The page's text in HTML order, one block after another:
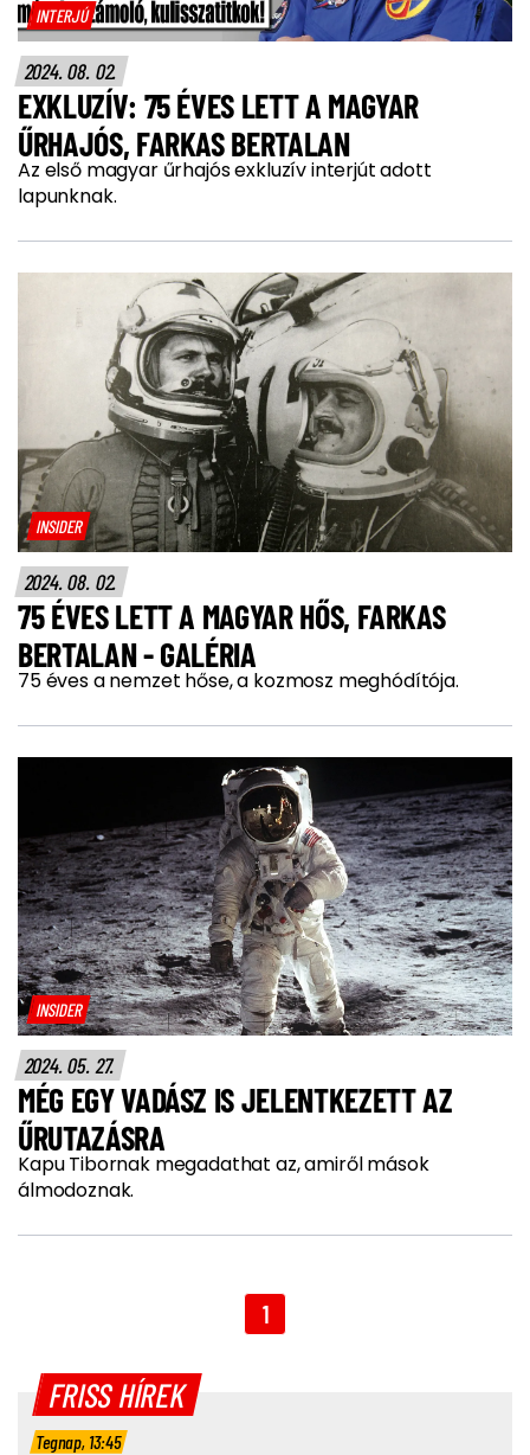
INTERJÚ
2024. 08. 02.
EXKLUZÍV: 75 ÉVES LETT A MAGYAR
ŰRHAJÓS, FARKAS BERTALAN
Az első magyar űrhajós exkluzív interjút adott
lapunknak.
INSIDER
2024. 08. 02.
75 ÉVES LETT A MAGYAR HŐS, FARKAS
BERTALAN - GALÉRIA
75 éves a nemzet hőse, a kozmosz meghódítója.
INSIDER
2024. 05. 27.
MÉG EGY VADÁSZ IS JELENTKEZETT AZ
ŰRUTAZÁSRA
Kapu Tibornak megadathat az, amiről mások
álmodoznak.
1
FRISS HÍREK
Tegnap, 13:45